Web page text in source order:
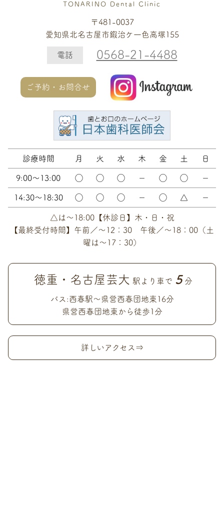
TONARINO Dental Clinic
〒481-0037
愛知県北名古屋市鍜治ケ一色高塚155
電話 0568-21-4488
ご予約・お問合せ
診療時間 月 火 水 木 金 土 日
9:00～13:00 ◯ ◯ ◯ － ◯ ◯ －
14:30～18:30 ◯ ◯ ◯ － ◯ △ －
△は～18:00【休診日】木・日・祝
【最終受付時間】午前／～12：30 午後／～18：00（土
曜は～17：30）
徳重・名古屋芸大 駅より車で 5 分
バス:西春駅〜県営西春団地東16分
県営西春団地東から徒歩1分
詳しいアクセス⇒